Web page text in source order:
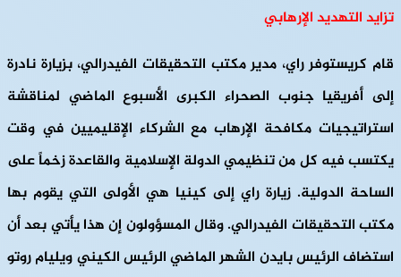
تزايد التهديد الإرهابي
قام كريستوفر راي، مدير مكتب التحقيقات الفيدرالي، بزيارة نادرة
إلى أفريقيا جنوب الصحراء الكبرى الأسبوع الماضي لمناقشة
استراتيجيات مكافحة الإرهاب مع الشركاء الإقليميين في وقت
يكتسب فيه كل من تنظيمي الدولة الإسلامية والقاعدة زخماً على
الساحة الدولية. زيارة راي إلى كينيا هي الأولى التي يقوم بها
مكتب التحقيقات الفيدرالي. وقال المسؤولون إن هذا يأتي بعد أن
استضاف الرئيس بايدن الشهر الماضي الرئيس الكيني ويليام روتو